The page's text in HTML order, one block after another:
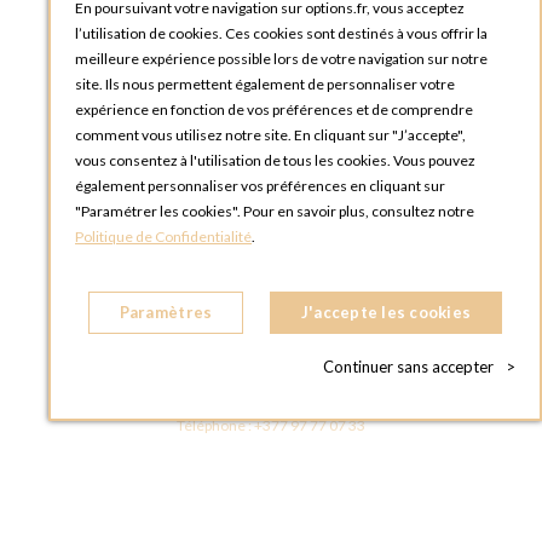
OPTIONS ROUEN
Rue du Clos Tellier
76800 Saint-Etienne-du-Rouvray
FRANCE
Téléphone :+33 2 35 08 38 53
OPTIONS TOULOUSE
6 rue Gaye Marie, ZAC de Saint-Martin du Touch
31300 Toulouse
FRANCE
OPTIONS MC
Téléphone :+377 97 77 07 33
En poursuivant votre navigation sur options.fr, vous acceptez
l’utilisation de cookies. Ces cookies sont destinés à vous offrir la
meilleure expérience possible lors de votre navigation sur notre
site. Ils nous permettent également de personnaliser votre
expérience en fonction de vos préférences et de comprendre
comment vous utilisez notre site. En cliquant sur "J’accepte",
vous consentez à l'utilisation de tous les cookies. Vous pouvez
également personnaliser vos préférences en cliquant sur
"Paramétrer les cookies". Pour en savoir plus, consultez notre
Politique de Confidentialité.
Paramètres J'accepte les cookies
Continuer sans accepter >